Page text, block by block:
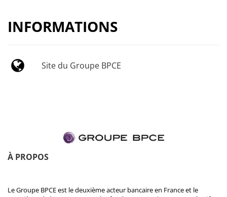
INFORMATIONS
Site du Groupe BPCE
À PROPOS
Le Groupe BPCE est le deuxième acteur bancaire en France et le